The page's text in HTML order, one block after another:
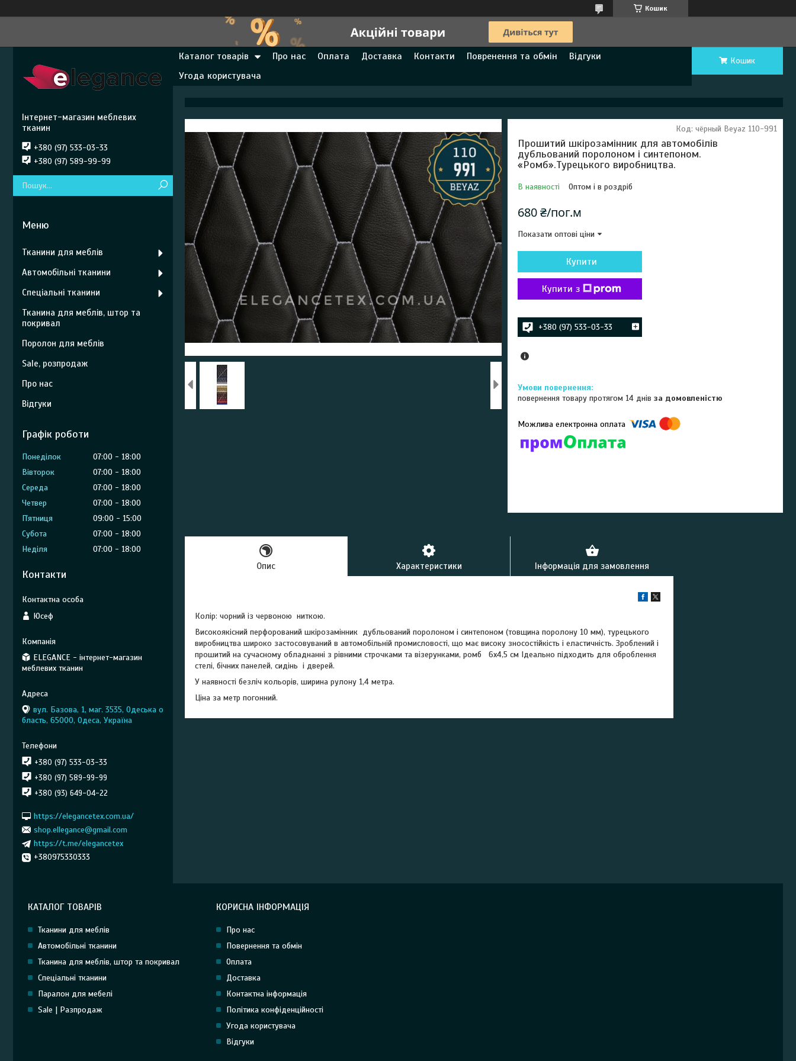
Кошик
Каталог товарів Про нас Оплата Доставка Контакти Повренення та обмін
Відгуки
Угода користувача
Кошик
Прошитий шкірозамінник для автомобілів
дубльований поролоном і синтепоном.
«Ромб».Турецького виробництва.
В наявності Оптом і в роздріб
Код: чёрный Beyaz 110-991
680 ₴/пог.м
Показати оптові ціни
Купити
Купити з
+380 (97) 533-03-33
повернення товару протягом 14 днівза домовленістю
Опис Характеристики Інформація для замовлення
Колір: чорний із червоною ниткою.
Високоякісний перфорований шкірозамінник дубльований поролоном і синтепоном (товщина поролону 10 мм), турецького
виробництва широко застосовуваний в автомобільній промисловості, що має високу зносостійкість і еластичність. Зроблений і
прошитий на сучасному обладнанні з рівними строчками та візерунками, ромб 6х4,5 см Ідеально підходить для оброблення
стелі, бічних панелей, сидінь і дверей.
У наявності безліч кольорів, ширина рулону 1,4 метра.
Ціна за метр погонний.
Інтернет-магазин меблевих
тканин
+380 (97) 533-03-33
+380 (97) 589-99-99
Тканини для меблів
Автомобільні тканини
Спеціальні тканини
Тканина для меблів, штор та
покривал
Поролон для меблів
Sale, розпродаж
Про нас
Відгуки
Графік роботи
Понеділок 07:00
18:00
Вівторок
07:00
18:00
Середа
07:00
18:00
Четвер
07:00
18:00
Пʼятниця
09:00
15:00
Субота
07:00
18:00
Неділя
07:00 18:00
Контакти
Юсеф
ELEGANCE - інтернет-магазин
меблевих тканин
вул. Базова, 1, маг. 3535, Одеська о
бласть, 65000, Одеса, Україна
+380 (97) 533-03-33
+380 (97) 589-99-99
+380 (93) 649-04-22
https://elegancetex.com.ua/
shop.ellegance@gmail.com
https://t.me/elegancetex
+380975330333
КАТАЛОГ ТОВАРІВ
Тканини для меблів
Автомобільні тканини
Тканина для меблів, штор та покривал
Спеціальні тканини
Паралон для мебелі
Sale | Разпродаж
КОРИСНА ІНФОРМАЦІЯ
Про нас
Повернення та обмін
Оплата
Доставка
Контактна інформація
Політика конфіденційності
Угода користувача
Відгуки